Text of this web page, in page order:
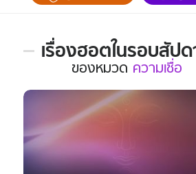
ฮาวทู
เรื่องฮอตในรอบสัปด
เรื่อง
ใน
รอบ
ของ
หมวด
ความ
ของหมวด ความเชื่อ